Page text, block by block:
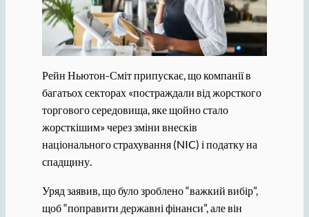
Рейн Ньютон-Сміт припускає, що компанії в
багатьох секторах «постраждали від жорсткого
торгового середовища, яке щойно стало
жорсткішим» через зміни внесків
національного страхування (NIC) і податку на
спадщину.
Уряд заявив, що було зроблено “важкий вибір”,
щоб “поправити державні фінанси”, але він